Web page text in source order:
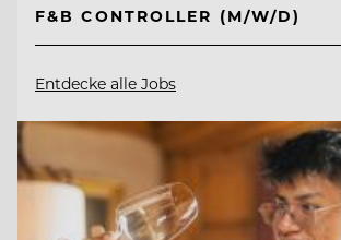
F&B CONTROLLER (M/W/D)
Entdecke alle Jobs